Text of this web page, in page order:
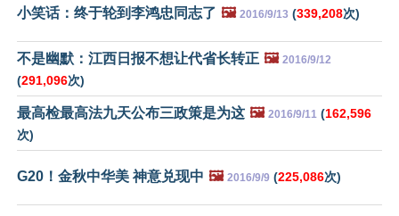
小笑话：终于轮到李鸿忠同志了 🖼️ 2016/9/13 (339,208次)
不是幽默：江西日报不想让代省长转正 🖼️ 2016/9/12
(291,096次)
最高检最高法九天公布三政策是为这 🖼️ 2016/9/11 (162,596
次)
G20！金秋中华美 神意兑现中 🖼️ 2016/9/9 (225,086次)